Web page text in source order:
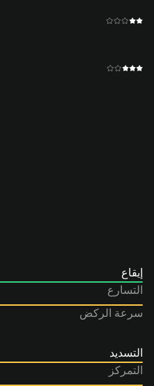
إيقاع
التسارع
سرعة الركض
التسديد
التمركز